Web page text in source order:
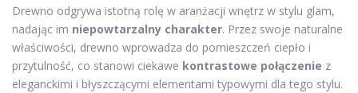
Drewno odgrywa istotną rolę w aranżacji wnętrz w stylu glam,
nadając im niepowtarzalny charakter. Przez swoje naturalne
właściwości, drewno wprowadza do pomieszczeń ciepło i
przytulność, co stanowi ciekawe kontrastowe połączenie z
eleganckimi i błyszczącymi elementami typowymi dla tego stylu.